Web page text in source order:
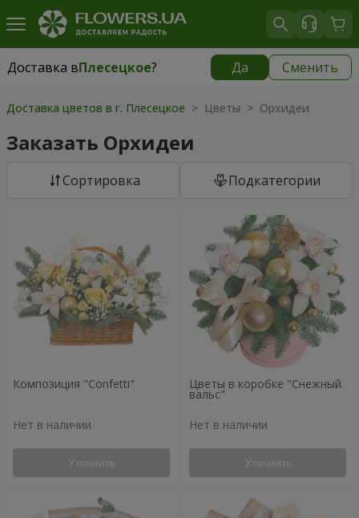
Доставка вПлесецкое? Да Сменить
Доставка вПлесецкое|
Доставка цветов в г. Плесецкое > Цветы > Орхидеи
Заказать Орхидеи
Cортировка Подкатегории
Композиция "Confetti"
Нет в наличии
Уточнить
Цветы в коробке "Снежный
вальс"
Нет в наличии
Уточнить